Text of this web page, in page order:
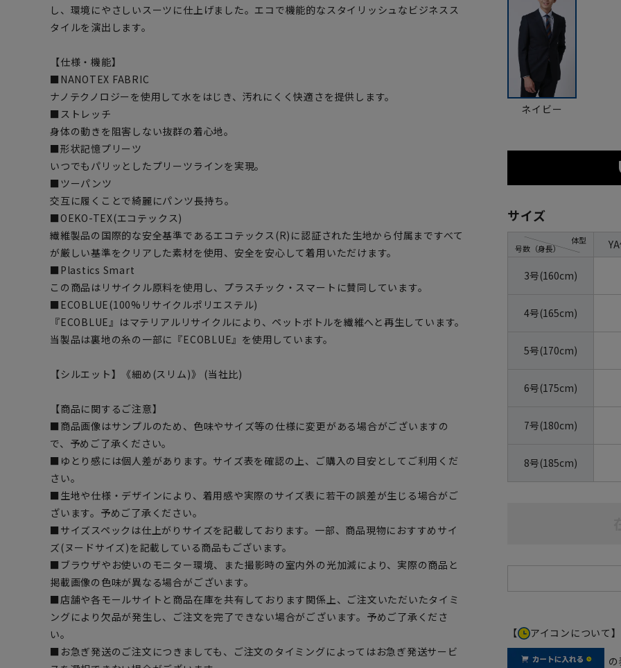
し、環境にやさしいスーツに仕上げました。エコで機能的なスタイリッシュなビジネスス
タイルを演出します。
【仕様・機能】
■NANOTEX FABRIC
ナノテクノロジーを使用して水をはじき、汚れにくく快適さを提供します。
■ストレッチ
身体の動きを阻害しない抜群の着心地。
■形状記憶プリーツ
いつでもパリッとしたプリーツラインを実現。
■ツーパンツ
交互に履くことで綺麗にパンツ長持ち。
■OEKO-TEX(エコテックス)
繊維製品の国際的な安全基準であるエコテックス(R)に認証された生地から付属まですべて
が厳しい基準をクリアした素材を使用、安全を安心して着用いただけます。
■Plastics Smart
この商品はリサイクル原料を使用し、プラスチック・スマートに賛同しています。
■ECOBLUE(100%リサイクルポリエステル)
『ECOBLUE』はマテリアルリサイクルにより、ペットボトルを繊維へと再生しています。
当製品は裏地の糸の一部に『ECOBLUE』を使用しています。
【シルエット】《細め(スリム)》 (当社比)
【商品に関するご注意】
■商品画像はサンプルのため、色味やサイズ等の仕様に変更がある場合がございますの
で、予めご了承ください。
■ゆとり感には個人差があります。サイズ表を確認の上、ご購入の目安としてご利用くだ
さい。
■生地や仕様・デザインにより、着用感や実際のサイズ表に若干の誤差が生じる場合がご
ざいます。予めご了承ください。
■サイズスペックは仕上がりサイズを記載しております。一部、商品現物におすすめサイ
ズ(ヌードサイズ)を記載している商品もございます。
■ブラウザやお使いのモニター環境、また撮影時の室内外の光加減により、実際の商品と
掲載画像の色味が異なる場合がございます。
■店舗や各モールサイトと商品在庫を共有しております関係上、ご注文いただいたタイミ
ングにより欠品が発生し、ご注文を完了できない場合がございます。予めご了承くださ
い。
■お急ぎ発送のご注文につきましても、ご注文のタイミングによってはお急ぎ発送サービ
ネイビー
サイズ
号数（身長）
体型
3号(160cm)
4号(165cm)
5号(170cm)
6号(175cm)
7号(180cm)
8号(185cm)
【 アイコンについて】